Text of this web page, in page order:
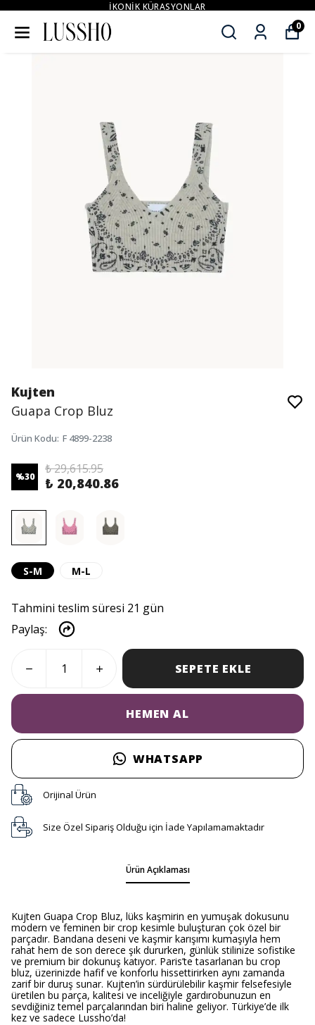
İKONİK KÜRASYONLAR
0
Kujten
Guapa Crop Bluz
Ürün Kodu: F 4899-2238
%30
₺ 29,615.95
₺ 20,840.86
S-M M-L
Tahmini teslim süresi 21 gün
Paylaş:
SEPETE EKLE
HEMEN AL
WHATSAPP
Orijinal Ürün
Size Özel Sipariş Olduğu için İade Yapılamamaktadır
Ürün Açıklaması
Kujten Guapa Crop Bluz, lüks kaşmirin en yumuşak dokusunu
modern ve feminen bir crop kesimle buluşturan çok özel bir
parçadır. Bandana deseni ve kaşmir karışımı kumaşıyla hem
rahat hem de son derece şık dururken, günlük stilinize sofistike
ve premium bir dokunuş katıyor. Paris’te tasarlanan bu crop
bluz, üzerinizde hafif ve konforlu hissettirirken aynı zamanda
zarif bir duruş sunar. Kujten’in sürdürülebilir kaşmir felsefesiyle
üretilen bu parça, kalitesi ve inceliğiyle gardırobunuzun en
sevdiğiniz temel parçalarından biri haline geliyor. Türkiye’de ilk
kez ve sadece Lussho’da!